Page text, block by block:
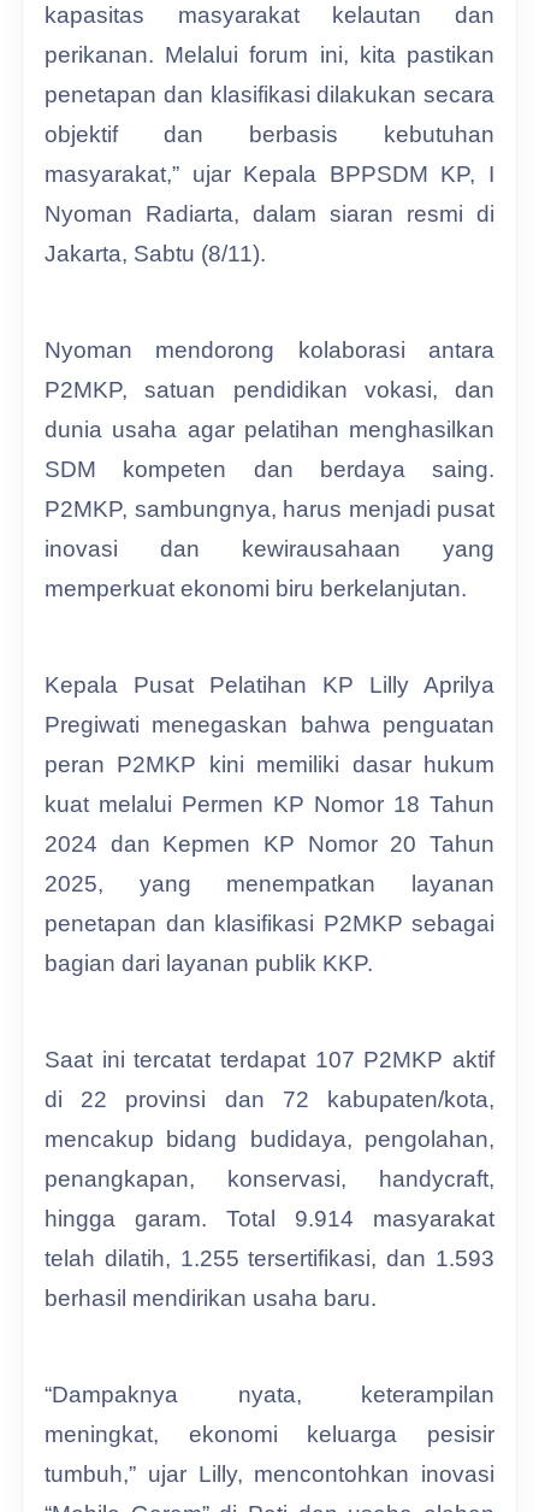
kapasitas masyarakat kelautan dan
perikanan. Melalui forum ini, kita pastikan
penetapan dan klasifikasi dilakukan secara
objektif dan berbasis kebutuhan
masyarakat,” ujar Kepala BPPSDM KP, I
Nyoman Radiarta, dalam siaran resmi di
Jakarta, Sabtu (8/11).
Nyoman mendorong kolaborasi antara
P2MKP, satuan pendidikan vokasi, dan
dunia usaha agar pelatihan menghasilkan
SDM kompeten dan berdaya saing.
P2MKP, sambungnya, harus menjadi pusat
inovasi dan kewirausahaan yang
memperkuat ekonomi biru berkelanjutan.
Kepala Pusat Pelatihan KP Lilly Aprilya
Pregiwati menegaskan bahwa penguatan
peran P2MKP kini memiliki dasar hukum
kuat melalui Permen KP Nomor 18 Tahun
2024 dan Kepmen KP Nomor 20 Tahun
2025, yang menempatkan layanan
penetapan dan klasifikasi P2MKP sebagai
bagian dari layanan publik KKP.
Saat ini tercatat terdapat 107 P2MKP aktif
di 22 provinsi dan 72 kabupaten/kota,
mencakup bidang budidaya, pengolahan,
penangkapan, konservasi, handycraft,
hingga garam. Total 9.914 masyarakat
telah dilatih, 1.255 tersertifikasi, dan 1.593
berhasil mendirikan usaha baru.
“Dampaknya nyata, keterampilan
meningkat, ekonomi keluarga pesisir
tumbuh,” ujar Lilly, mencontohkan inovasi